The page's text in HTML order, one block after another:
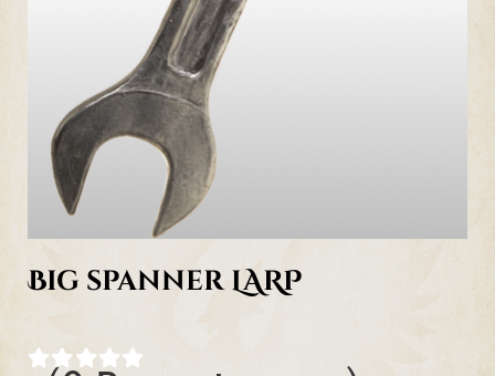
Big spanner LARP